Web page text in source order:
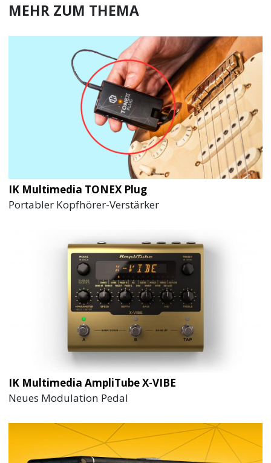
MEHR ZUM THEMA
IK Multimedia TONEX Plug
Portabler Kopfhörer-Verstärker
IK Multimedia AmpliTube X-VIBE
Neues Modulation Pedal